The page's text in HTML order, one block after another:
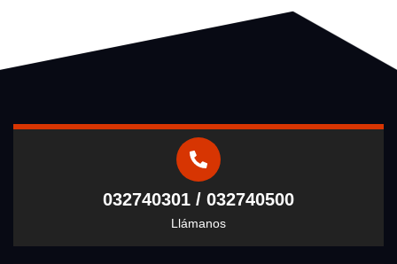
032740301 / 032740500
Llámanos